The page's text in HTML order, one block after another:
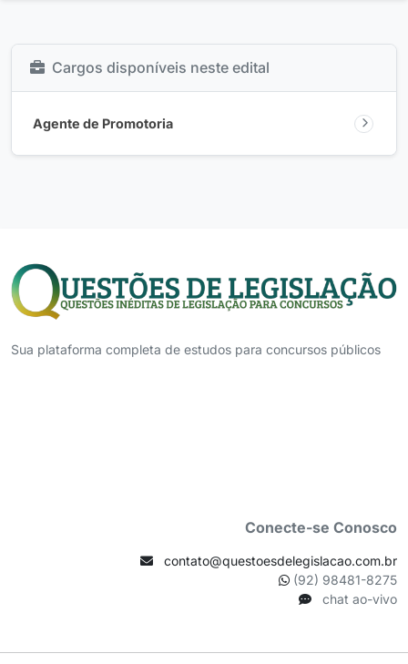
Cargos disponíveis neste edital
Agente de Promotoria
Sua plataforma completa de estudos para concursos públicos
Conecte-se Conosco
contato@questoesdelegislacao.com.br
(92) 98481-8275
chat ao-vivo